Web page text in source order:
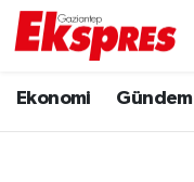
Ekonomi Gündem
Ekonomi
Trafik Durumu